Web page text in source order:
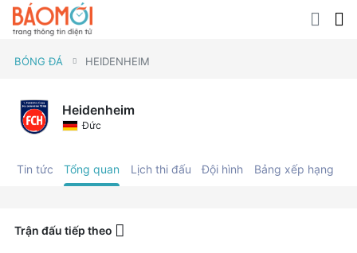
BÓNG ĐÁ HEIDENHEIM
Heidenheim
Đức
Tin tức Tổng quan Lịch thi đấu Đội hình Bảng xếp hạng
Trận đấu tiếp theo